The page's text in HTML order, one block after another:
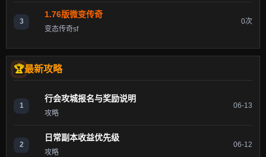
3
1.76版微变传奇
变态传奇sf
0次
最新攻略
1
行会攻城报名与奖励说明
攻略
06-13
2
日常副本收益优先级
攻略
06-12